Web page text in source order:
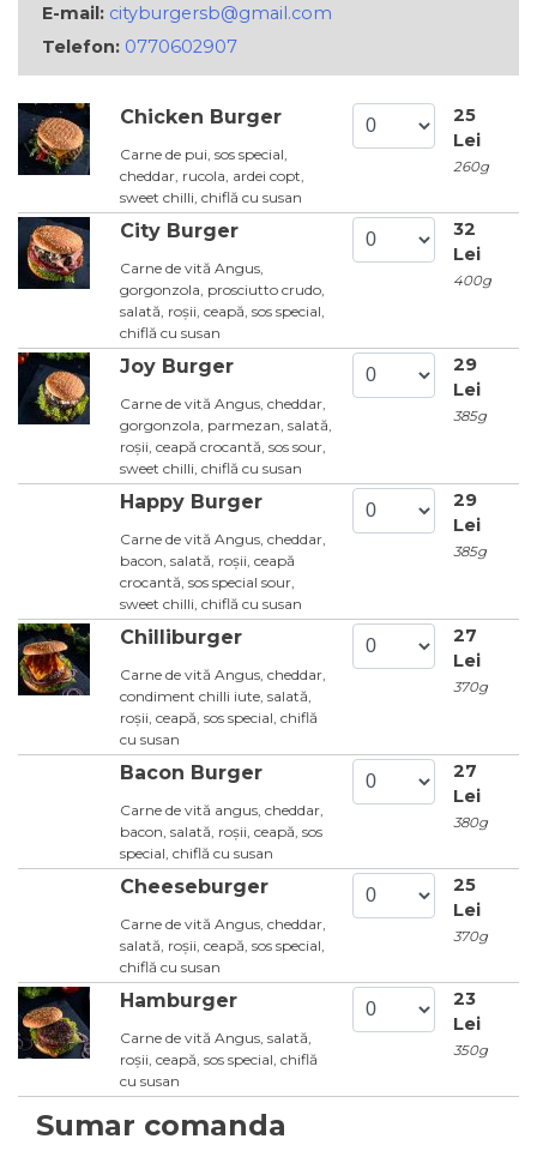
E-mail: cityburgersb@gmail.com
Telefon: 0770602907
Chicken Burger
Carne de pui, sos special,
cheddar, rucola, ardei copt,
sweet chilli, chiflă cu susan
25
Lei
260g
City Burger
Carne de vită Angus,
gorgonzola, prosciutto crudo,
salată, roșii, ceapă, sos special,
chiflă cu susan
32
Lei
400g
Joy Burger
Carne de vită Angus, cheddar,
gorgonzola, parmezan, salată,
roșii, ceapă crocantă, sos sour,
sweet chilli, chiflă cu susan
29
Lei
385g
Happy Burger
Carne de vită Angus, cheddar,
bacon, salată, roșii, ceapă
crocantă, sos special sour,
sweet chilli, chiflă cu susan
29
Lei
385g
Chilliburger
Carne de vită Angus, cheddar,
condiment chilli iute, salată,
roșii, ceapă, sos special, chiflă
cu susan
27
Lei
370g
Bacon Burger
Carne de vită angus, cheddar,
bacon, salată, roșii, ceapă, sos
special, chiflă cu susan
27
Lei
380g
Cheeseburger
Carne de vită Angus, cheddar,
salată, roșii, ceapă, sos special,
chiflă cu susan
25
Lei
370g
Hamburger
Carne de vită Angus, salată,
roșii, ceapă, sos special, chiflă
cu susan
23
Lei
350g
Sumar comanda